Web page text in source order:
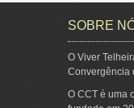
SOBRE
O Viver
Convergência
O CCT é uma